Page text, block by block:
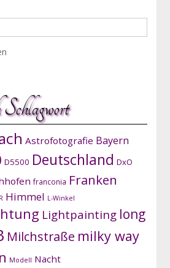
Astrofotografie Bayern
D5500 Deutschland DxO
franconia Franken
Himmel L-Winkel
Lightpainting long
Milchstraße milky way
Modell Nacht